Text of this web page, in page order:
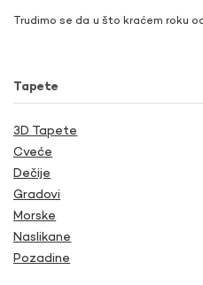
Trudimo se da u što kraćem roku
Tapete
3D Tapete
Cveće
Dečije
Gradovi
Morske
Naslikane
Pozadine